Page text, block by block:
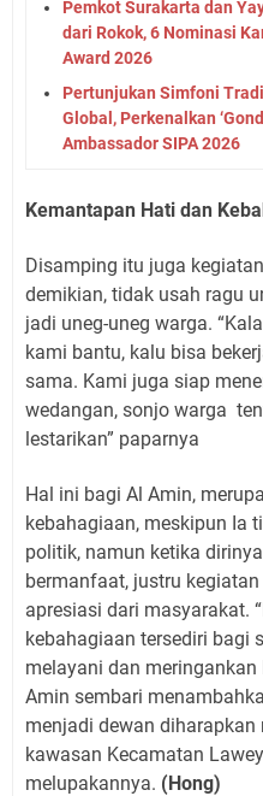
Pemkot Surakarta dan
dari Rokok, 6 Nominasi
Award 2026
Pertunjukan Simfoni
Global, Perkenalkan
Ambassador SIPA 2026
Kemantapan Hati dan
Disamping itu juga
demikian, tidak usah ragu
jadi uneg-uneg warga.
kami bantu, kalu bisa
sama. Kami juga siap
wedangan, sonjo warga
lestarikan” paparnya
Hal ini bagi Al Amin,
kebahagiaan, meskipun Ia
politik, namun ketika
bermanfaat, justru
apresiasi dari masyarakat.
kebahagiaan tersediri bagi
melayani dan
Amin sembari
menjadi dewan
kawasan Kecamatan
melupakannya. (Hong)